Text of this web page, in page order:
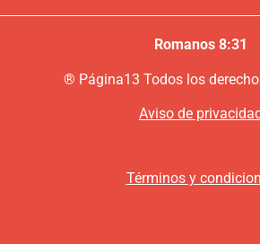
Romanos 8:31
® Página13 Todos los
Aviso de
Términos y